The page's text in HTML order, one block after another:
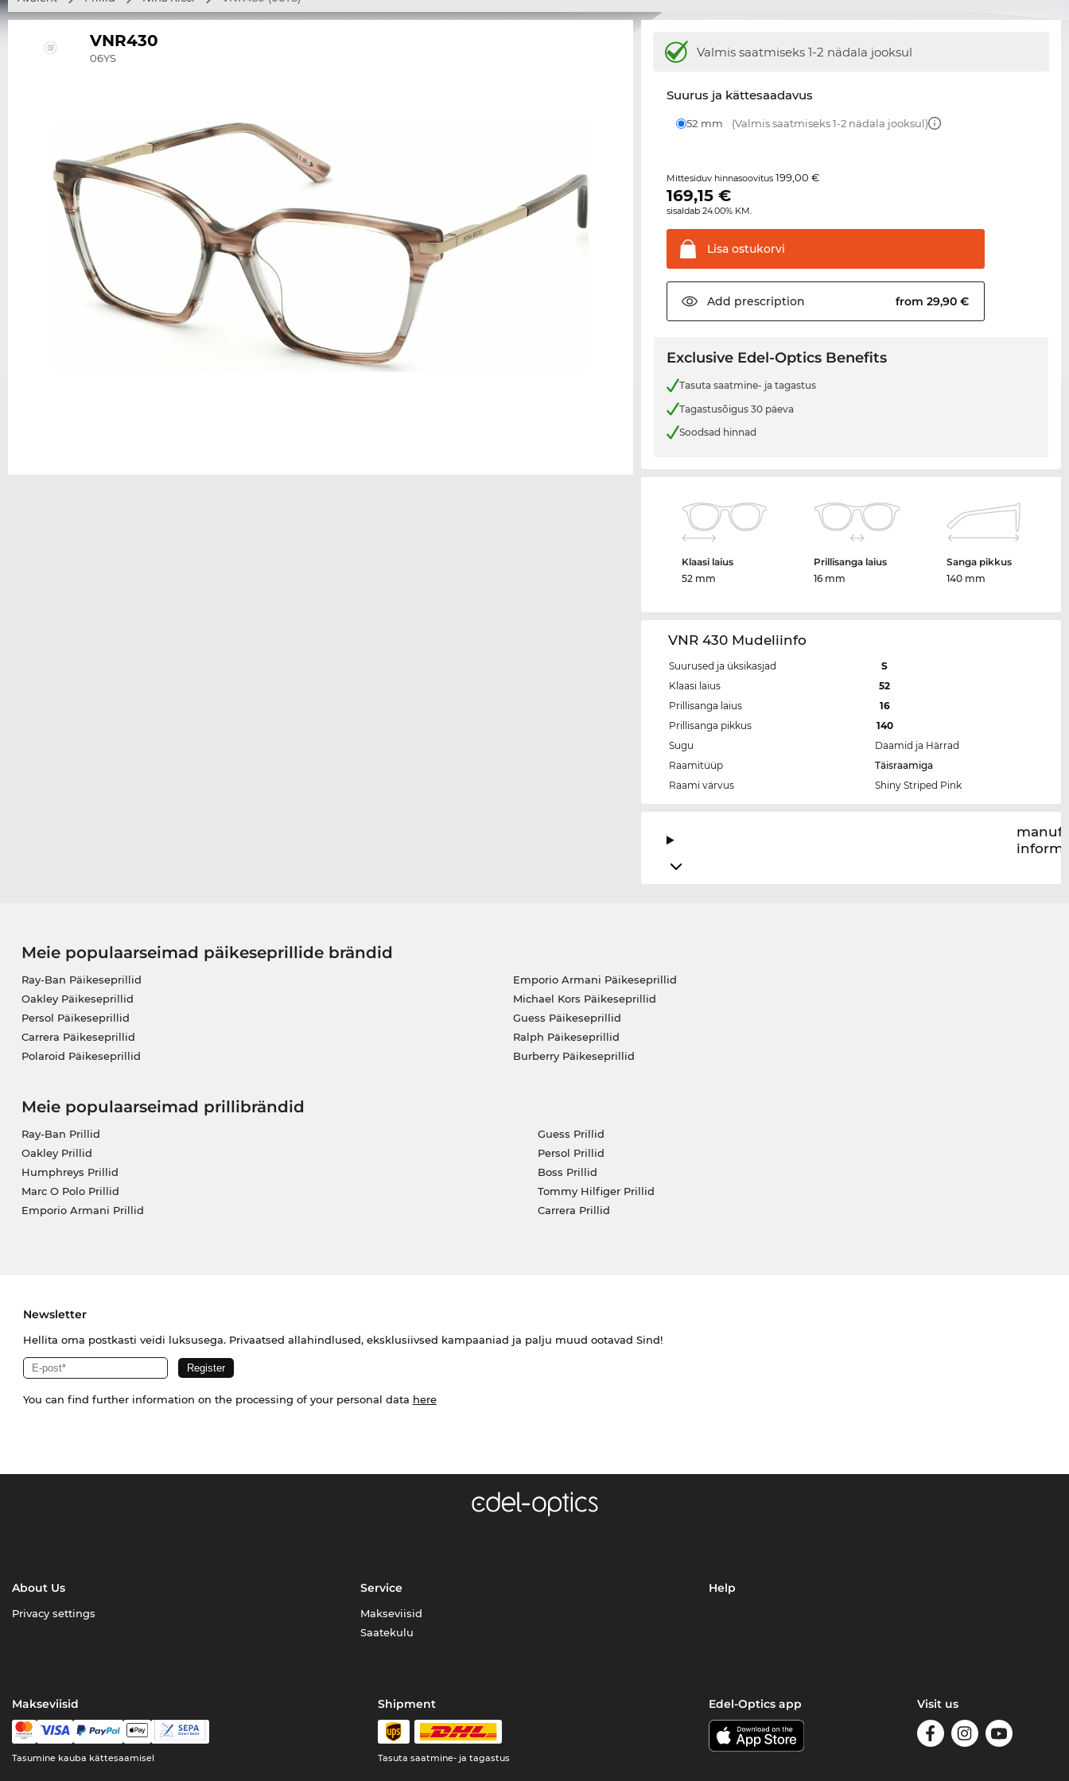
VNR430
06YS Valmis saatmiseks 1-2 nädala jooksul
Suurus ja kättesaadavus
52 mm (Valmis saatmiseks 1-2 nädala jooksul)
Mittesiduv hinnasoovitus199,00 €
169,15 €
sisaldab 24.00% KM.
Lisa ostukorvi
Add prescription from 29,90 €
Exclusive Edel-Optics Benefits
Tasuta saatmine- ja tagastus
Tagastusõigus 30 päeva
Soodsad hinnad
Klaasi laius
52 mm
Prillisanga laius
16 mm
Sanga pikkus
140 mm
VNR 430 Mudeliinfo
Suurused ja üksikasjad
S
Klaasi laius
52
Prillisanga laius
16
Prillisanga pikkus
140
Sugu
Daamid ja Härrad
Raamitüüp
Täisraamiga
Raami värvus
Shiny Striped Pink
Meie populaarseimad päikeseprillide brändid
Ray-Ban Päikeseprillid
Oakley Päikeseprillid
Persol Päikeseprillid
Carrera Päikeseprillid
Polaroid Päikeseprillid
Emporio Armani Päikeseprillid
Michael Kors Päikeseprillid
Guess Päikeseprillid
Ralph Päikeseprillid
Burberry Päikeseprillid
Meie populaarseimad prillibrändid
Ray-Ban Prillid
Oakley Prillid
Humphreys Prillid
Marc O Polo Prillid
Emporio Armani Prillid
Guess Prillid
Persol Prillid
Boss Prillid
Tommy Hilfiger Prillid
Carrera Prillid
Newsletter
Hellita oma postkasti veidi luksusega. Privaatsed allahindlused, eksklusiivsed kampaaniad ja palju muud ootavad Sind!
You can find further information on the processing of your personal data here
About Us
Privacy settings
Service
Makseviisid
Saatekulu
Help
Makseviisid
Tasumine kauba kättesaamisel
Shipment
Tasuta saatmine- ja tagastus
Edel-Optics app Visit us